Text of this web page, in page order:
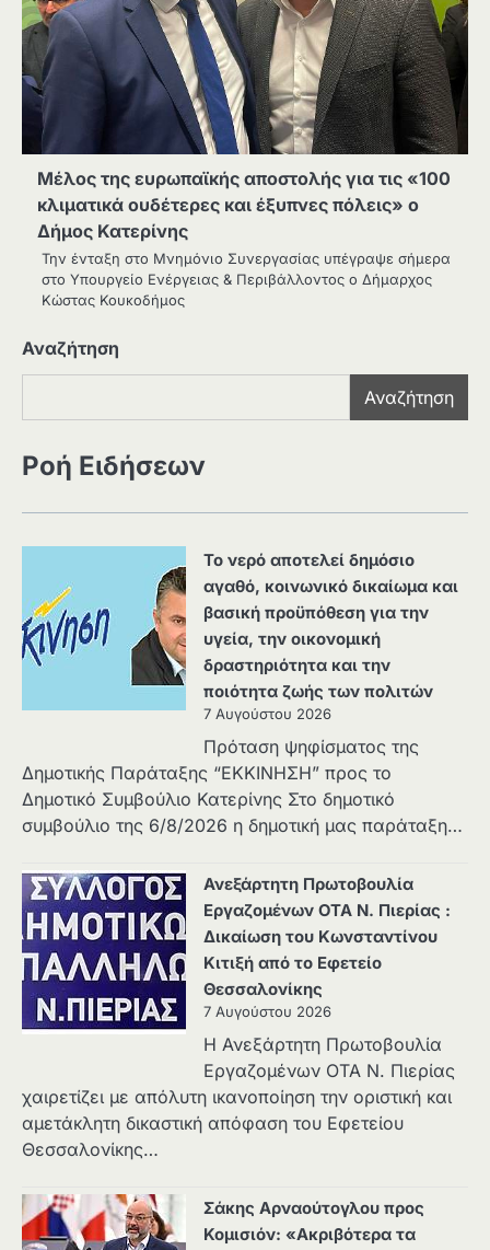
Μέλος της ευρωπαϊκής αποστολής για τις «100
κλιματικά ουδέτερες και έξυπνες πόλεις» ο
Δήμος Κατερίνης
Την ένταξη στο Μνημόνιο Συνεργασίας υπέγραψε σήμερα
στο Υπουργείο Ενέργειας & Περιβάλλοντος ο Δήμαρχος
Κώστας Κουκοδήμος
Αναζήτηση
Αναζήτηση
Ροή Ειδήσεων
Το νερό αποτελεί δημόσιο
αγαθό, κοινωνικό δικαίωμα και
βασική προϋπόθεση για την
υγεία, την οικονομική
δραστηριότητα και την
ποιότητα ζωής των πολιτών
7 Αυγούστου 2026
Πρόταση ψηφίσματος της
Δημοτικής Παράταξης “ΕΚΚΙΝΗΣΗ” προς το
Δημοτικό Συμβούλιο Κατερίνης Στο δημοτικό
συμβούλιο της 6/8/2026 η δημοτική μας παράταξη…
Ανεξάρτητη Πρωτοβουλία
Εργαζομένων ΟΤΑ Ν. Πιερίας :
Δικαίωση του Κωνσταντίνου
Κιτιξή από το Εφετείο
Θεσσαλονίκης
7 Αυγούστου 2026
Η Ανεξάρτητη Πρωτοβουλία
Εργαζομένων ΟΤΑ Ν. Πιερίας
χαιρετίζει με απόλυτη ικανοποίηση την οριστική και
αμετάκλητη δικαστική απόφαση του Εφετείου
Θεσσαλονίκης…
Σάκης Αρναούτογλου προς
Κομισιόν: «Ακριβότερα τα